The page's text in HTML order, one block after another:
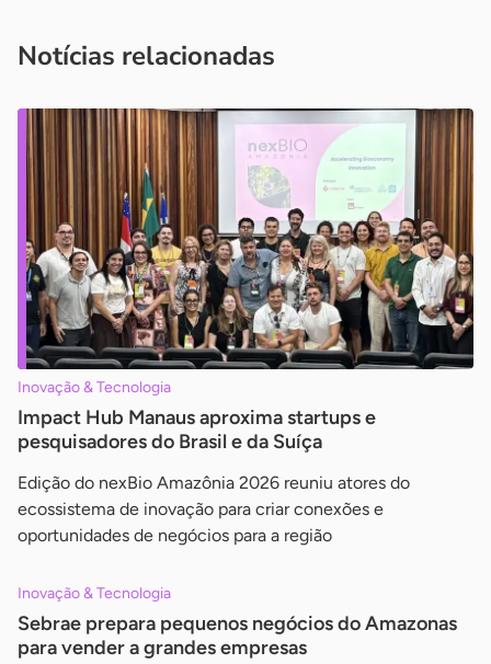
Notícias relacionadas
Inovação & Tecnologia
Impact Hub Manaus aproxima startups e
pesquisadores do Brasil e da Suíça
Edição do nexBio Amazônia 2026 reuniu atores do
ecossistema de inovação para criar conexões e
oportunidades de negócios para a região
Inovação & Tecnologia
Sebrae prepara pequenos negócios do Amazonas
para vender a grandes empresas